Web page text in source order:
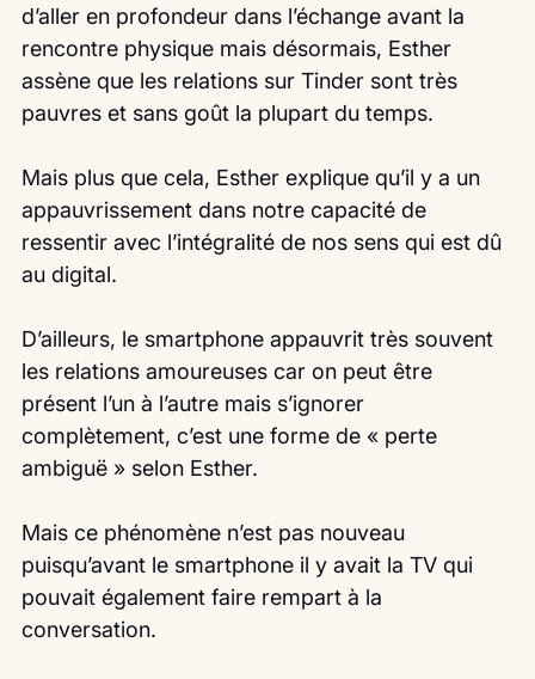
d’aller en profondeur dans l’échange avant la
rencontre physique mais désormais, Esther
assène que les relations sur Tinder sont très
pauvres et sans goût la plupart du temps.
Mais plus que cela, Esther explique qu’il y a un
appauvrissement dans notre capacité de
ressentir avec l’intégralité de nos sens qui est dû
au digital.
D’ailleurs, le smartphone appauvrit très souvent
les relations amoureuses car on peut être
présent l’un à l’autre mais s’ignorer
complètement, c’est une forme de « perte
ambiguë » selon Esther.
Mais ce phénomène n’est pas nouveau
puisqu’avant le smartphone il y avait la TV qui
pouvait également faire rempart à la
conversation.